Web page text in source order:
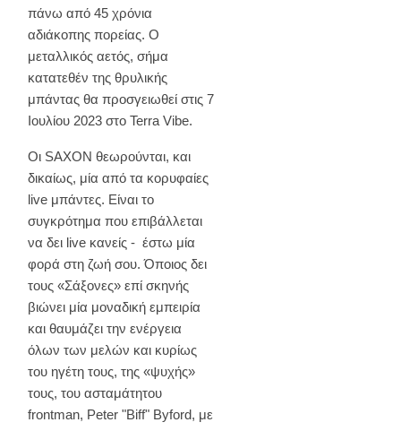
πάνω από 45 χρόνια
αδιάκοπης πορείας. Ο
μεταλλικός αετός, σήμα
κατατεθέν της θρυλικής
μπάντας θα προσγειωθεί στις 7
Ιουλίου 2023 στο Terra Vibe.
Οι SAXON θεωρούνται, και
δικαίως, μία από τα κορυφαίες
live μπάντες. Είναι το
συγκρότημα που επιβάλλεται
να δει live κανείς - έστω μία
φορά στη ζωή σου. Όποιος δει
τους «Σάξονες» επί σκηνής
βιώνει μία μοναδική εμπειρία
και θαυμάζει την ενέργεια
όλων των μελών και κυρίως
του ηγέτη τους, της «ψυχής»
τους, του ασταμάτητου
frontman, Peter "Biff" Byford, με